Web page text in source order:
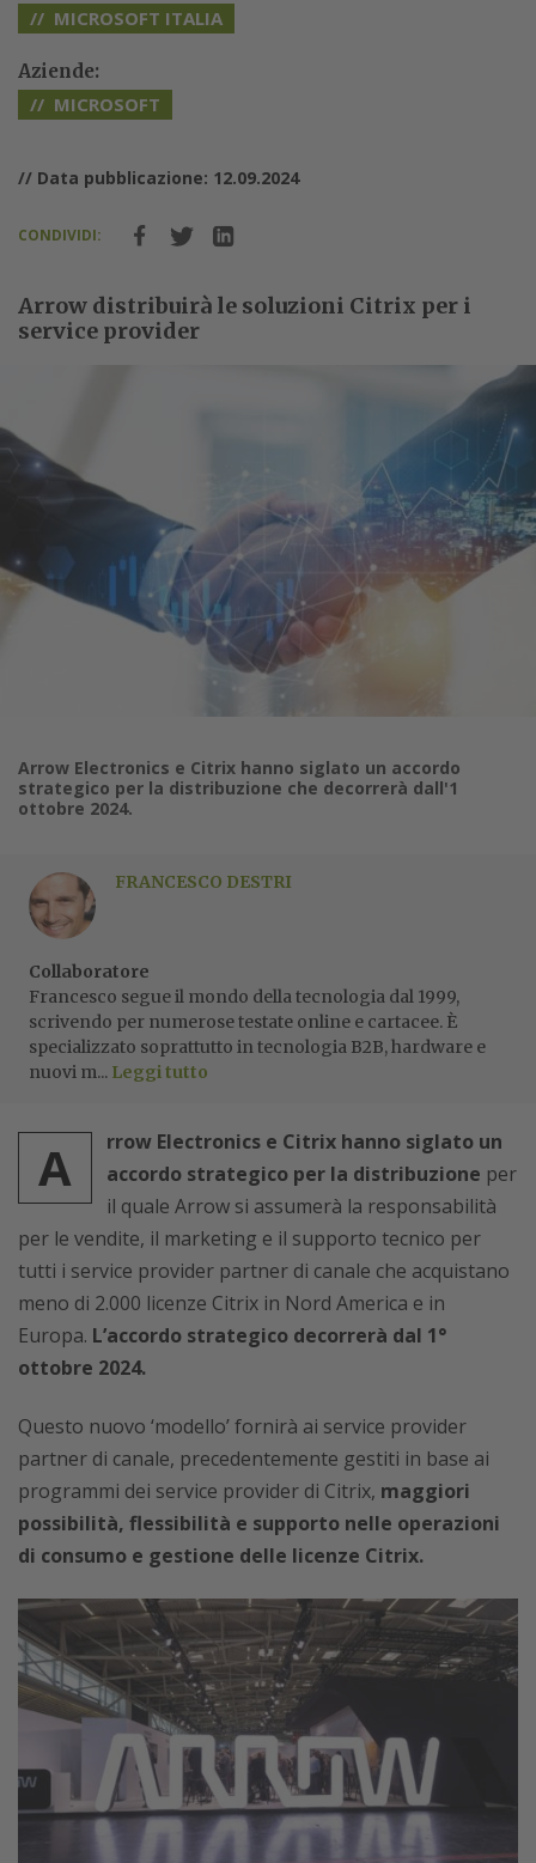
MICROSOFT ITALIA
Aziende:
MICROSOFT
// Data pubblicazione: 12.09.2024
CONDIVIDI:
Arrow distribuirà le soluzioni Citrix per i
service provider
Arrow Electronics e Citrix hanno siglato un accordo
strategico per la distribuzione che decorrerà dall'1
ottobre 2024.
FRANCESCO DESTRI
Collaboratore
Francesco segue il mondo della tecnologia dal 1999,
scrivendo per numerose testate online e cartacee. È
specializzato soprattutto in tecnologia B2B, hardware e
nuovi m... Leggi tutto
A
rrow Electronics e Citrix hanno siglato un
accordo strategico per la distribuzione per
il quale Arrow si assumerà la responsabilità
per le vendite, il marketing e il supporto tecnico per
tutti i service provider partner di canale che acquistano
meno di 2.000 licenze Citrix in Nord America e in
Europa. L’accordo strategico decorrerà dal 1°
ottobre 2024.
Questo nuovo ‘modello’ fornirà ai service provider
partner di canale, precedentemente gestiti in base ai
programmi dei service provider di Citrix, maggiori
possibilità, flessibilità e supporto nelle operazioni
di consumo e gestione delle licenze Citrix.